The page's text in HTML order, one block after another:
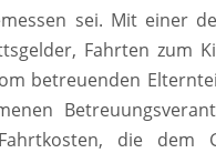
sei. Mit einer
Fahrten zum
betreuenden
die